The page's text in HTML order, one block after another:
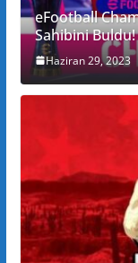
eFootball
Sahibini Buldu!
Haziran 29, 2023